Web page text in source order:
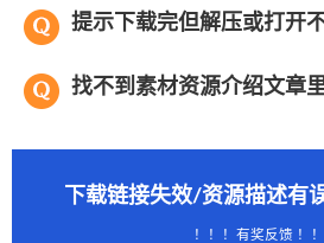
提示下载完但解压或打开不
找不到素材资源介绍文章
下载链接失效/资源描述有
！！！有奖反馈 ！！